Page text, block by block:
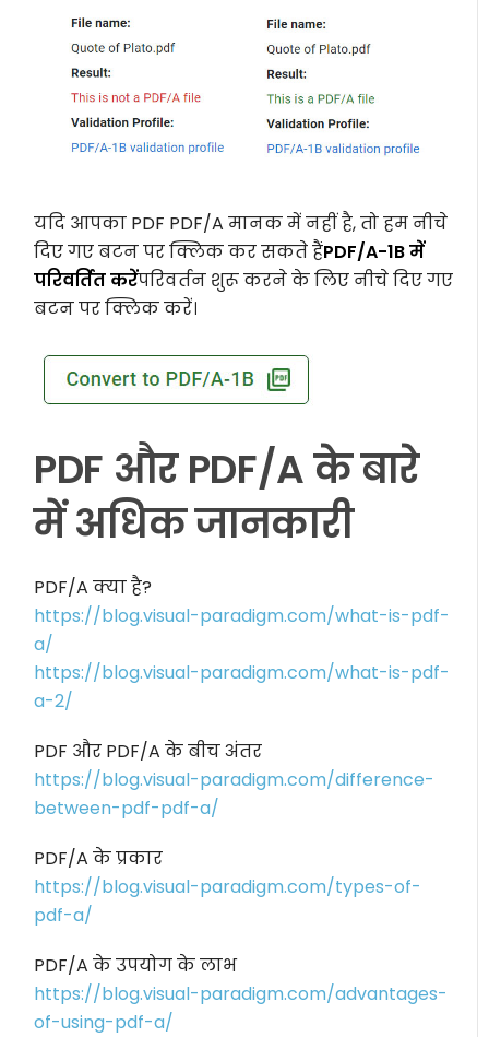
यदि आपका PDF PDF/A मानक में नहीं है, तो हम नीचे
दिए गए बटन पर क्लिक कर सकते हैंPDF/A-1B में
परिवर्तित करेंपरिवर्तन शुरू करने के लिए नीचे दिए गए
बटन पर क्लिक करें।
PDF और PDF/A के बारे
में अधिक जानकारी
PDF/A क्या है?
https://blog.visual-paradigm.com/what-is-pdf-
a/
https://blog.visual-paradigm.com/what-is-pdf-
a-2/
PDF और PDF/A के बीच अंतर
https://blog.visual-paradigm.com/difference-
between-pdf-pdf-a/
PDF/A के प्रकार
https://blog.visual-paradigm.com/types-of-
pdf-a/
PDF/A के उपयोग के लाभ
https://blog.visual-paradigm.com/advantages-
of-using-pdf-a/